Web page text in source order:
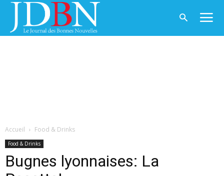
Accueil Food & Drinks
Food & Drinks
Bugnes lyonnaises: La